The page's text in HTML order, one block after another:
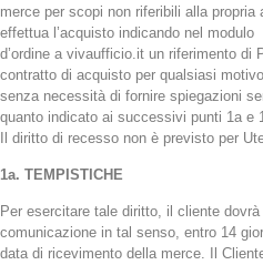
merce per scopi non riferibili alla
effettua l’acquisto indicando nel modulo
d’ordine a vivaufficio.it un riferimento di
contratto di acquisto per qualsiasi motivo,
senza necessità di fornire spiegazioni
quanto indicato ai successivi punti 1a e
Il diritto di recesso non è previsto per
1a. TEMPISTICHE
Per esercitare tale diritto, il cliente
comunicazione in tal senso, entro 14
data di ricevimento della merce. Il